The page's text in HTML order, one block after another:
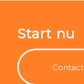
Start nu
Contact